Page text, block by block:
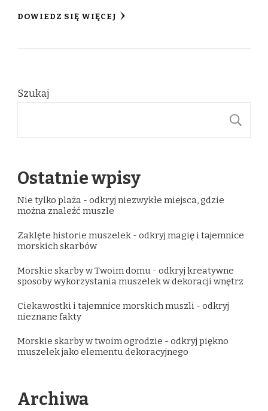
DOWIEDZ SIĘ WIĘCEJ
Szukaj
Ostatnie wpisy
Nie tylko plaża - odkryj niezwykłe miejsca, gdzie
można znaleźć muszle
Zaklęte historie muszelek - odkryj magię i tajemnice
morskich skarbów
Morskie skarby w Twoim domu - odkryj kreatywne
sposoby wykorzystania muszelek w dekoracji wnętrz
Ciekawostki i tajemnice morskich muszli - odkryj
nieznane fakty
Morskie skarby w twoim ogrodzie - odkryj piękno
muszelek jako elementu dekoracyjnego
Archiwa